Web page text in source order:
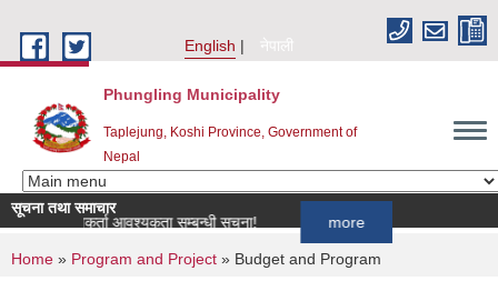
English
नेपाली
Phungling Municipality
Taplejung, Koshi Province, Government of
Nepal
सूचना तथा समाचार
खोपकर्ता आवश्यकता सम्बन्धी सूचना!
You are here
Home » Program and Project » Budget and Program